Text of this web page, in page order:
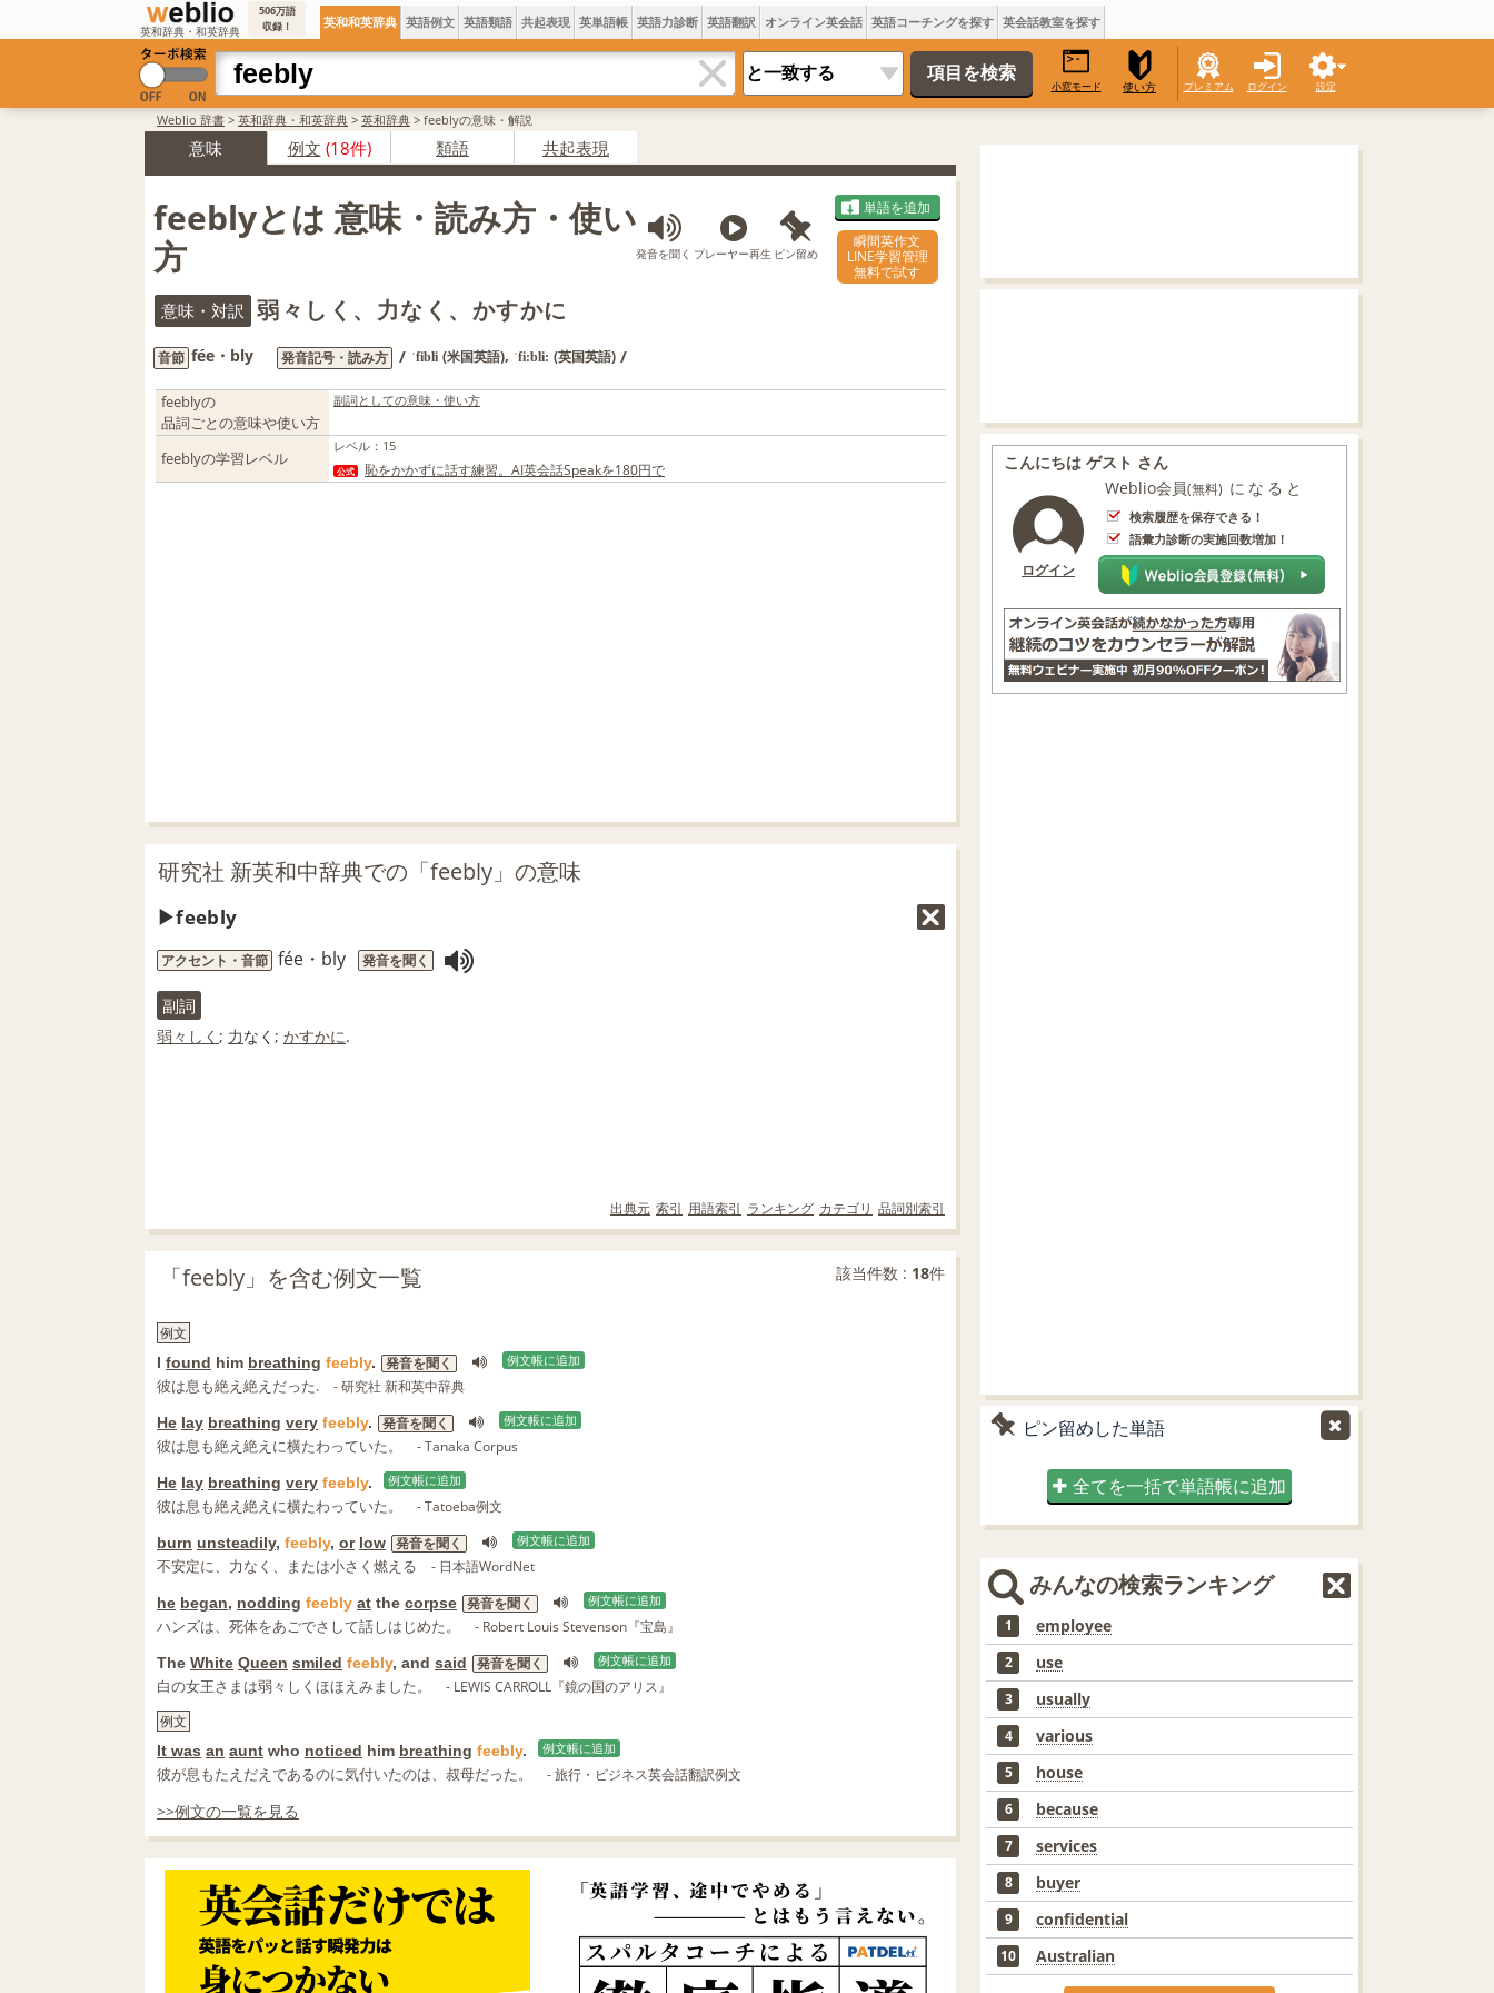
英和辞典・和英辞典
506万語
収録！
英和和英辞典 英語例文 英語類語 共起表現 英単語帳 英語力診断 英語翻訳 オンライン英会話 英語コーチングを探す 英会話教室を探す
小窓モード 使い方 プレミアム ログイン 設定
Weblio 辞書 > 英和辞典・和英辞典 > 英和辞典 > feeblyの意味・解説
意味 例文 (18件) 類語 共起表現
feeblyとは 意味・読み方・使い
方
発音を聞く プレーヤー再生 ピン留め
単語を追加
瞬間英作文
LINE学習管理
無料で試す
意味・対訳 弱々しく、力なく、かすかに
音節 fée・bly 発音記号・読み方 / ˈfibli (米国英語), ˈfi:bli: (英国英語) /
feeblyの
品詞ごとの意味や使い方
副詞としての意味・使い方
feeblyの学習レベル
レベル ： 15
公式 恥をかかずに話す練習。AI英会話Speakを180円で
研究社 新英和中辞典での「feebly」の意味
feebly
アクセント・音節 fée・bly 発音を聞く
副詞
弱々しく ; 力なく; かすかに.
出典元 索引 用語索引 ランキング カテゴリ 品詞別索引
「feebly」を含む例文一覧 該当件数 : 18件
例文
I found him breathing feebly. 発音を聞く 例文帳に追加
彼は息も絶え絶えだった. - 研究社 新和英中辞典
He lay breathing very feebly. 発音を聞く 例文帳に追加
彼は息も絶え絶えに横たわっていた。 - Tanaka Corpus
He lay breathing very feebly. 例文帳に追加
彼は息も絶え絶えに横たわっていた。 - Tatoeba例文
burn unsteadily, feebly, or low 発音を聞く 例文帳に追加
不安定に、力なく、または小さく燃える - 日本語WordNet
he began, nodding feebly at the corpse 発音を聞く 例文帳に追加
ハンズは、死体をあごでさして話しはじめた。 - Robert Louis Stevenson『宝島』
The White Queen smiled feebly, and said 発音を聞く 例文帳に追加
白の女王さまは弱々しくほほえみました。
- LEWIS CARROLL『鏡の国のアリス』
例文
It was an aunt who noticed him breathing feebly. 例文帳に追加
彼が息もたえだえであるのに気付いたのは、叔母だった。 - 旅行・ビジネス英会話翻訳例文
>>例文の一覧を見る
こんにちは ゲスト さん
ログイン
Weblio会員(無料) になると
検索履歴を保存できる！
語彙力診断の実施回数増加！
ピン留めした単語
全てを一括で単語帳に追加
みんなの検索ランキング
1 employee
2 use
3 usually
4 various
5 house
6 because
7 services
8 buyer
9 confidential
10 Australian